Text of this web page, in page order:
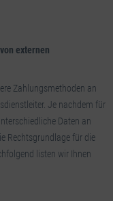
externen
Zahlungsmethoden an
Je nachdem für
Daten an
Rechtsgrundlage für die
listen wir Ihnen